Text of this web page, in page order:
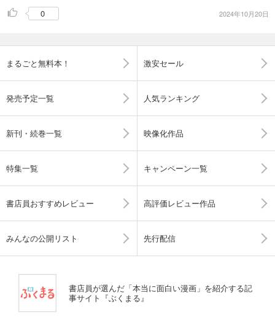
0 2024年10月20日
まるごと無料本！ 激安セール
発売予定一覧 人気ランキング
新刊・続巻一覧 映像化作品
特集一覧 キャンペーン一覧
書店員おすすめレビュー 高評価レビュー作品
みんなの公開リスト 先行配信
書店員が選んだ「本当に面白い漫画」を紹介する記
事サイト『ぶくまる』